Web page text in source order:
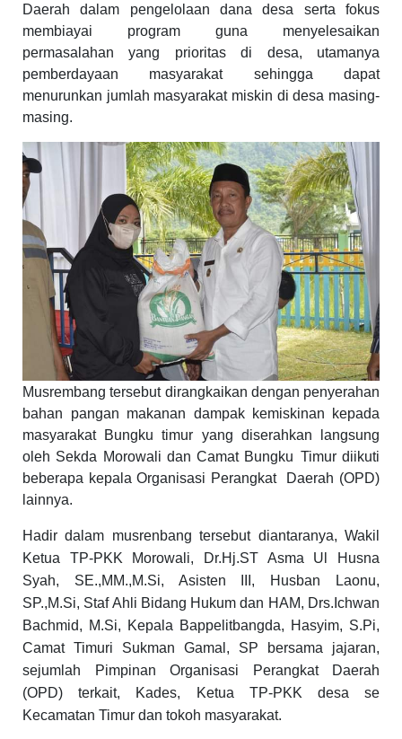
Daerah dalam pengelolaan dana desa serta fokus
membiayai program guna menyelesaikan
permasalahan yang prioritas di desa, utamanya
pemberdayaan masyarakat sehingga dapat
menurunkan jumlah masyarakat miskin di desa masing-
masing.
Musrembang tersebut dirangkaikan dengan penyerahan
bahan
pangan makanan dampak kemiskinan kepada
masyarakat Bungku timur yang diserahkan langsung
oleh Sekda Morowali dan CamatBungku Timur diikuti
beberapa kepala Organisasi Perangkat
Daerah (OPD)
lainnya.
Hadir dalam musrenbang tersebut diantaranya, Wakil
Ketua TP-PKK Morowali, Dr.Hj.ST Asma Ul Husna
Syah, SE.,MM.,M.Si, Asisten III, Husban Laonu,
SP.,M.Si, Staf Ahli Bidang Hukum dan HAM, Drs.Ichwan
Bachmid, M.Si, Kepala Bappelitbangda, Hasyim, S.Pi,
Camat Timuri Sukman Gamal, SP bersama jajaran,
sejumlah
Pimpinan Organisasi Perangkat Daerah
(OPD) terkait, Kades, Ketua TP-PKK desa se
Kecamatan Timur dan tokoh masyarakat.